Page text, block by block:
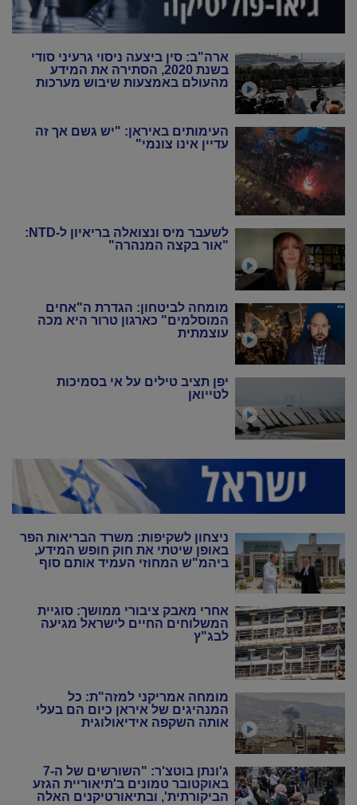
ארה"ב: סין ביצעה ניסוי גרעיני סודי
בשנת 2020, הסתירה את המידע
מהעולם באמצעות שיבוש מערכות
העימותים באיראן: "יש גשם אך זה
עדיין אינו צונמי"
לשעבר מיס ונצואלה בריאיון ל-NTD:
"אור בקצה המנהרה"
מומחה לביטחון: הגדרת ה"אחים
המוסלמים" כארגון טרור היא מכה
עוצמתית
יפן תציב טילים על אי בסמיכות
לטייואן
ניצחון לשקיפות: משרד הבריאות הפר
באופן שיטתי את חוק חופש המידע,
ביהמ"ש המחוזי העמיד אותם סוף
אחרי מאבק ציבורי ממושך: סוגיית
המשלוחים החיים לישראל מגיעה
לבג"ץ
מומחה אמריקני למזה"ת: כל
המנהיגים של איראן כיום הם בעלי
אותה השקפה אידיאולוגית
ג'ונתן בוטצ'ר: "השורשים של ה-7
באוקטובר טמונים ב'תיאוריית הגזע
הביקורתית', ובתיאורטיקנים האלה